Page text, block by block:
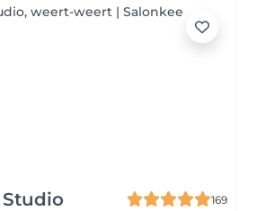
Studio
169